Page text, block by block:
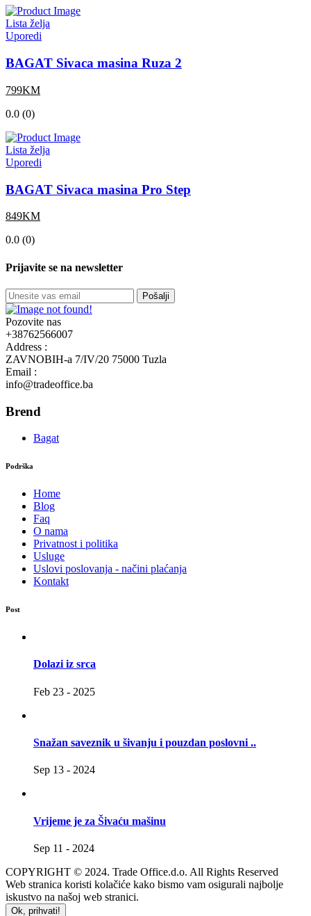
Lista želja
Uporedi
BAGAT Sivaca masina Ruza 2
799KM
0.0 (0)
Lista želja
Uporedi
BAGAT Sivaca masina Pro Step
849KM
0.0 (0)
Prijavite se na newsletter
Pošalji
Pozovite nas
+38762566007
Address :
ZAVNOBIH-a 7/IV/20 75000 Tuzla
Email :
info@tradeoffice.ba
Brend
Bagat
Podrška
Home
Blog
Faq
O nama
Privatnost i politika
Usluge
Uslovi poslovanja - načini plaćanja
Kontakt
Post
Dolazi iz srca
Feb 23 - 2025
Snažan saveznik u šivanju i pouzdan poslovni ..
Sep 13 - 2024
Vrijeme je za Šivaću mašinu
Sep 11 - 2024
COPYRIGHT © 2024. Trade Office.d.o. All Rights Reserved
Web stranica koristi kolačiće kako bismo vam osigurali najbolje
iskustvo na našoj web stranici.
Ok, prihvati!